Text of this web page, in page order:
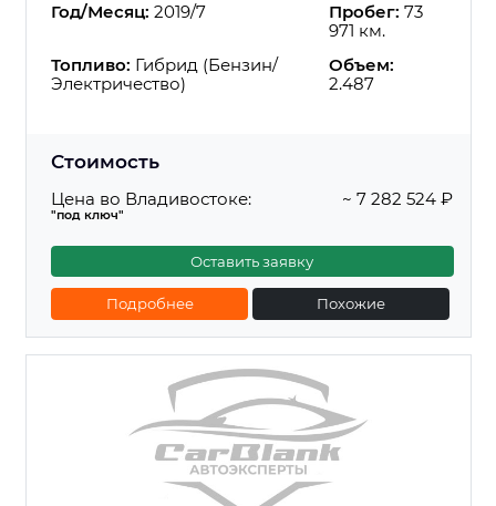
Год/Месяц: 2019/7 Пробег: 73
971 км.
Топливо: Гибрид (Бензин/
Электричество)
Объем:
2.487
Стоимость
Цена во Владивостоке:
"под ключ"
~ 7 282 524 ₽
Оставить заявку
Подробнее Похожие